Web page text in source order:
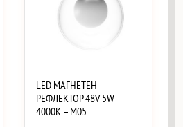
LED МАГНЕТЕН
РЕФЛЕКТОР 48V 5W
4000K – M05